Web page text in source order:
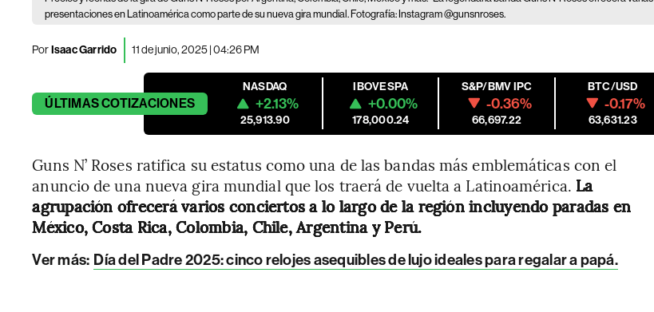
presentaciones en Latinoamérica como parte de su nueva gira mundial. Fotografía: Instagram @gunsnroses.
PorIsaac Garrido 11 de junio, 2025 | 04:26 PM
ÚLTIMASCOTIZACIONES
NASDAQ
+2.13%
25,913.90
IBOVESPA
+0.00%
178,000.24
S&P/BMV IPC
-0.36%
66,697.22
BTC/USD
-0.17%
63,631.23
Guns N’ Roses ratifica su estatus como una de las bandas más emblemáticas con el
anuncio de una nueva gira mundial que los traerá de vuelta a Latinoamérica. La
agrupación ofrecerá varios conciertos a lo largo de la región incluyendo paradas en
México, Costa Rica, Colombia, Chile, Argentina y Perú.
Ver más: Día del Padre 2025: cinco relojes asequibles de lujo ideales para regalar a papá.